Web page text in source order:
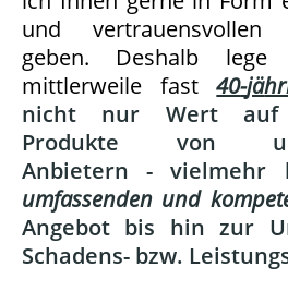
und vertrauensvollen
geben. Deshalb
mittlerweile fast40-jä
nicht nur Wert auf
Produkte von
Anbietern - vielmehr
umfassenden und
Angebot bis hin zur
Schadens- bzw.